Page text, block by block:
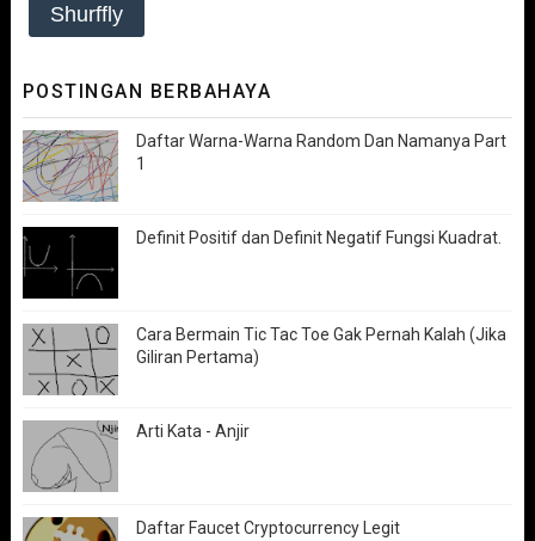
Shurffly
POSTINGAN BERBAHAYA
Daftar Warna-Warna Random Dan Namanya Part
1
Definit Positif dan Definit Negatif Fungsi Kuadrat.
Cara Bermain Tic Tac Toe Gak Pernah Kalah (Jika
Giliran Pertama)
Arti Kata - Anjir
Daftar Faucet Cryptocurrency Legit